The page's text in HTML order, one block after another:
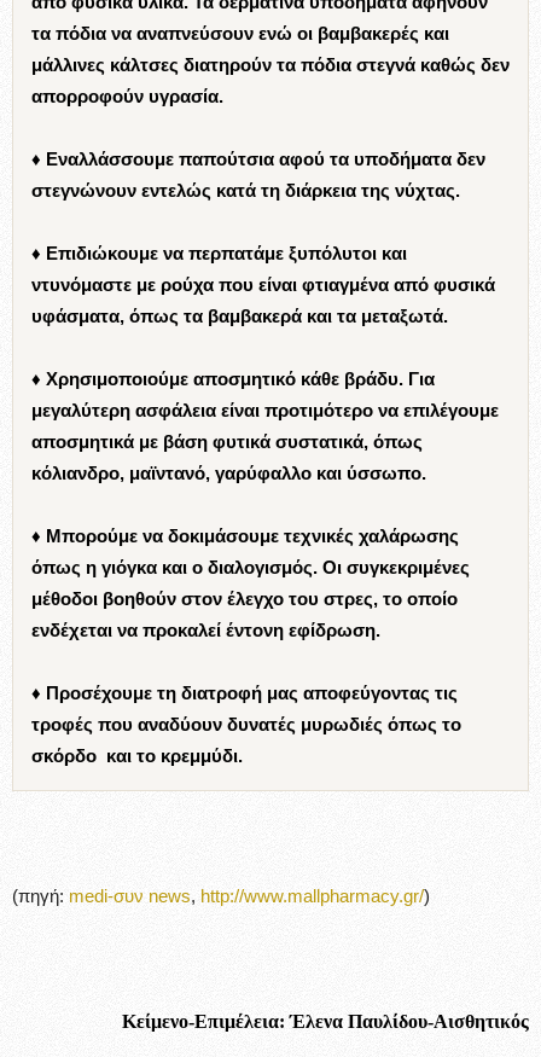
τα πόδια να αναπνεύσουν ενώ οι βαμβακερές και
μάλλινες κάλτσες διατηρούν τα πόδια στεγνά καθώς δεν
απορροφούν υγρασία.
♦ Εναλλάσσουμε παπούτσια αφού τα υποδήματα δεν
στεγνώνουν εντελώς κατά τη διάρκεια της νύχτας.
♦ Επιδιώκουμε να περπατάμε ξυπόλυτοι και
ντυνόμαστε με ρούχα που είναι φτιαγμένα από φυσικά
υφάσματα, όπως τα βαμβακερά και τα μεταξωτά.
♦ Χρησιμοποιούμε αποσμητικό κάθε βράδυ. Για
μεγαλύτερη ασφάλεια είναι προτιμότερο να επιλέγουμε
αποσμητικά με βάση φυτικά συστατικά, όπως
κόλιανδρο, μαϊντανό, γαρύφαλλο και ύσσωπο.
♦ Μπορούμε να δοκιμάσουμε τεχνικές χαλάρωσης
όπως η γιόγκα και ο διαλογισμός. Οι συγκεκριμένες
μέθοδοι βοηθούν στον έλεγχο του στρες, το οποίο
ενδέχεται να προκαλεί έντονη εφίδρωση.
♦ Προσέχουμε τη διατροφή μας αποφεύγοντας τις
τροφές που αναδύουν δυνατές μυρωδιές όπως το
σκόρδο και το κρεμμύδι.
(πηγή: medi-συν news, http://www.mallpharmacy.gr/)
Κείμενο-Επιμέλεια: Έλενα Παυλίδου-Αισθητικός